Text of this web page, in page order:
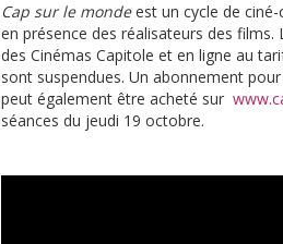
Cap sur le mondeest un cycle de
en présence des réalisateurs des
des Cinémas Capitole et en ligne au
sont suspendues. Un abonnement
peut également être acheté sur
séances du jeudi 19 octobre.